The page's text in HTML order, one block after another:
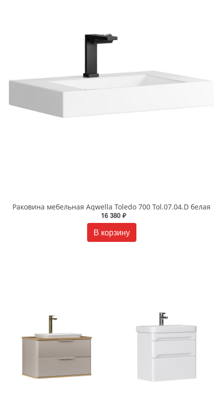
Раковина мебельная Aqwella Toledo 700 Tol.07.04.D белая
16 380 ₽
В корзину